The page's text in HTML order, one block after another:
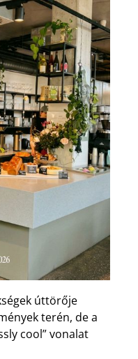
úttörője
terén, de a
cool” vonalat